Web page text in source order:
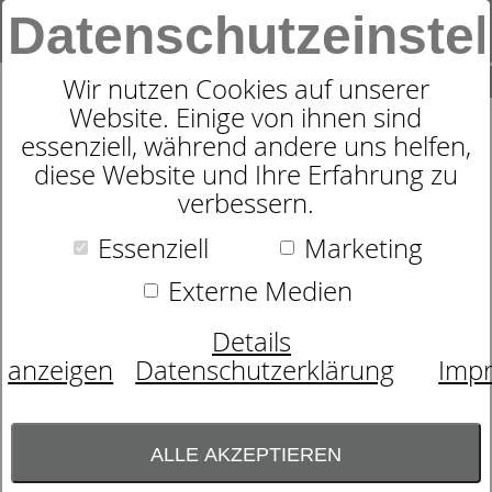
Wir nutzen Cookies auf unserer
Website. Einige von ihnen sind
essenziell, während andere uns helfen,
diese Website und Ihre Erfahrung zu
verbessern.
Essenziell
Marketing
Externe Medien
Details
anzeigen
Datenschutzerklärung
ALLE AKZEPTIEREN
SUCHE
0
NACKENHÖRNCHEN VITA LIFE